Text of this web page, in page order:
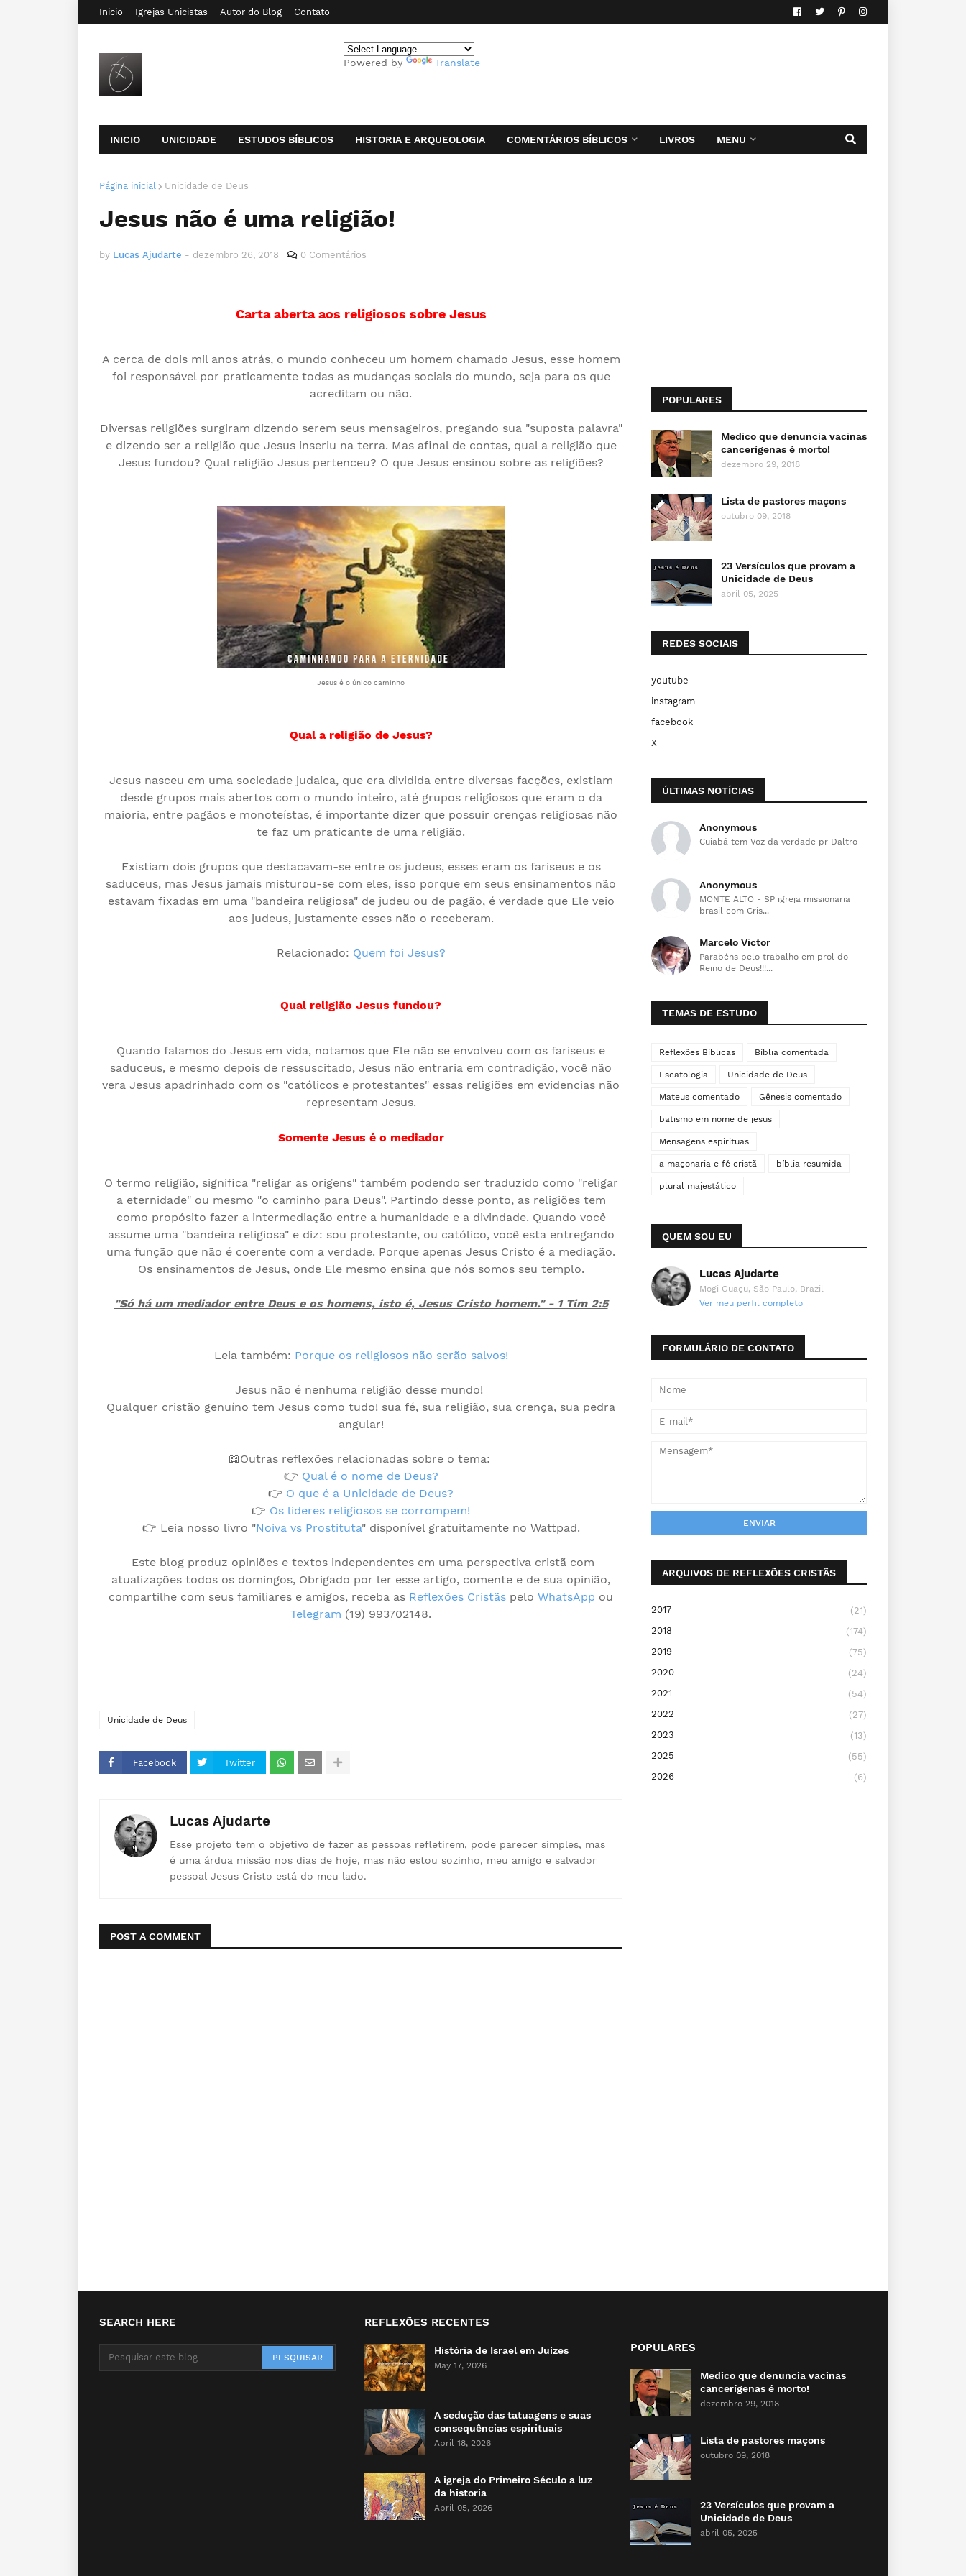
Inicio Igrejas Unicistas Autor do Blog Contato
Powered by Translate
INICIO UNICIDADE ESTUDOS BÍBLICOS HISTORIA E ARQUEOLOGIA COMENTÁRIOS BÍBLICOS LIVROS MENU
Página inicial Unicidade de Deus
Jesus não é uma religião!
by Lucas Ajudarte - dezembro 26, 2018 0 Comentários
Carta aberta aos religiosos sobre Jesus
A cerca de dois mil anos atrás, o mundo conheceu um homem chamado Jesus, esse homem
foi responsável por praticamente todas as mudanças sociais do mundo, seja para os que
acreditam ou não.
Diversas religiões surgiram dizendo serem seus mensageiros, pregando sua "suposta palavra"
e dizendo ser a religião que Jesus inseriu na terra. Mas afinal de contas, qual a religião que
Jesus fundou? Qual religião Jesus pertenceu? O que Jesus ensinou sobre as religiões?
Jesus é o único caminho
Qual a religião de Jesus?
Jesus nasceu em uma sociedade judaica, que era dividida entre diversas facções, existiam
desde grupos mais abertos com o mundo inteiro, até grupos religiosos que eram o da
maioria, entre pagãos e monoteístas, é importante dizer que possuir crenças religiosas não
te faz um praticante de uma religião.
Existiam dois grupos que destacavam-se entre os judeus, esses eram os fariseus e os
saduceus, mas Jesus jamais misturou-se com eles, isso porque em seus ensinamentos não
estavam fixadas em uma "bandeira religiosa" de judeu ou de pagão, é verdade que Ele veio
aos judeus, justamente esses não o receberam.
Relacionado: Quem foi Jesus?
Qual religião Jesus fundou?
Quando falamos do Jesus em vida, notamos que Ele não se envolveu com os fariseus e
saduceus, e mesmo depois de ressuscitado, Jesus não entraria em contradição, você não
vera Jesus apadrinhado com os "católicos e protestantes" essas religiões em evidencias não
representam Jesus.
Somente Jesus é o mediador
O termo religião, significa "religar as origens" também podendo ser traduzido como "religar
a eternidade" ou mesmo "o caminho para Deus". Partindo desse ponto, as religiões tem
como propósito fazer a intermediação entre a humanidade e a divindade. Quando você
assume uma "bandeira religiosa" e diz: sou protestante, ou católico, você esta entregando
uma função que não é coerente com a verdade. Porque apenas Jesus Cristo é a mediação.
Os ensinamentos de Jesus, onde Ele mesmo ensina que nós somos seu templo.
"Só há um mediador entre Deus e os homens, isto é, Jesus Cristo homem." - 1 Tim 2:5
Leia também: Porque os religiosos não serão salvos!
Jesus não é nenhuma religião desse mundo!
Qualquer cristão genuíno tem Jesus como tudo! sua fé, sua religião, sua crença, sua pedra
angular!
📖Outras reflexões relacionadas sobre o tema:
👉 Qual é o nome de Deus?
👉 O que é a Unicidade de Deus?
👉 Os lideres religiosos se corrompem!
👉 Leia nosso livro "Noiva vs Prostituta" disponível gratuitamente no Wattpad.
Este blog produz opiniões e textos independentes em uma perspectiva cristã com
atualizações todos os domingos, Obrigado por ler esse artigo, comente e de sua opinião,
compartilhe com seus familiares e amigos, receba as Reflexões Cristãs pelo WhatsApp ou
Telegram (19) 993702148.
Unicidade de Deus
Facebook Twitter
Lucas Ajudarte
Esse projeto tem o objetivo de fazer as pessoas refletirem, pode parecer simples, mas
é uma árdua missão nos dias de hoje, mas não estou sozinho, meu amigo e salvador
pessoal Jesus Cristo está do meu lado.
POST A COMMENT
POPULARES
Medico que denuncia vacinas
cancerígenas é morto!
dezembro 29, 2018
Lista de pastores maçons
outubro 09, 2018
23 Versículos que provam a
Unicidade de Deus
abril 05, 2025
REDES SOCIAIS
youtube
instagram
facebook
X
ÚLTIMAS NOTÍCIAS
Anonymous
Cuiabá tem Voz da verdade pr Daltro
Anonymous
MONTE ALTO - SP igreja missionaria
brasil com Cris...
Marcelo Victor
Parabéns pelo trabalho em prol do
Reino de Deus!!!...
TEMAS DE ESTUDO
Reflexões Bíblicas Bíblia comentada
Escatologia Unicidade de Deus
Mateus comentado Gênesis comentado
batismo em nome de jesus
Mensagens espirituas
a maçonaria e fé cristã bíblia resumida
plural majestático
QUEM SOU EU
Lucas Ajudarte
Mogi Guaçu, São Paulo, Brazil
Ver meu perfil completo
FORMULÁRIO DE CONTATO
ARQUIVOS DE REFLEXÕES CRISTÃS
2017
(21)
2018
(174)
2019
(75)
2020
(24)
2021
(54)
2022
(27)
2023
(13)
2025
(55)
2026
(6)
SEARCH HERE REFLEXÕES RECENTES
História de Israel em Juízes
May 17, 2026
A sedução das tatuagens e suas
consequências espirituais
April 18, 2026
A igreja do Primeiro Século a luz
da historia
April 05, 2026
POPULARES
Medico que denuncia vacinas
cancerígenas é morto!
dezembro 29, 2018
Lista de pastores maçons
outubro 09, 2018
23 Versículos que provam a
Unicidade de Deus
abril 05, 2025